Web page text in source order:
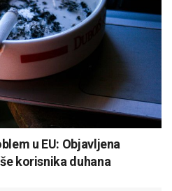
u EU: Objavljena
korisnika duhana